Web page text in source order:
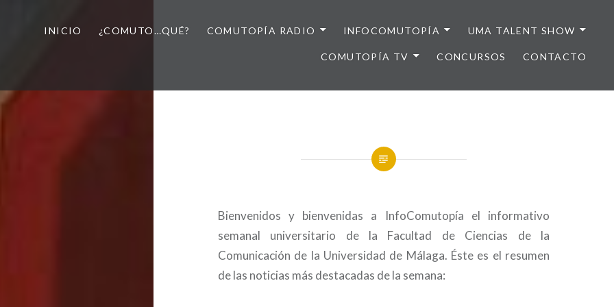
INICIO ¿COMUTO…QUÉ? COMUTOPÍA RADIO INFOCOMUTOPÍA UMA TALENT SHOW
COMUTOPÍA TV CONCURSOS CONTACTO
Bienvenidos y bienvenidas a InfoComutopía el informativo
semanal universitario de la Facultad de Ciencias de la
Comunicación de la Universidad de Málaga. Éste es el resumen
de las noticias más destacadas de la semana: